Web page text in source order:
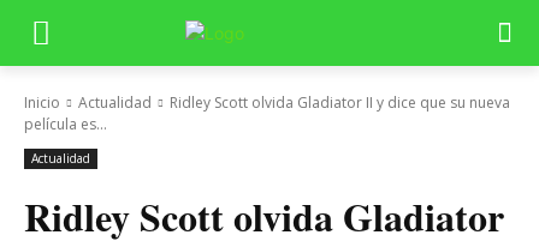
Inicio Actualidad
Ridley Scott olvida Gladiator II y dice que su nueva
película es...
Actualidad
Ridley Scott olvida Gladiator